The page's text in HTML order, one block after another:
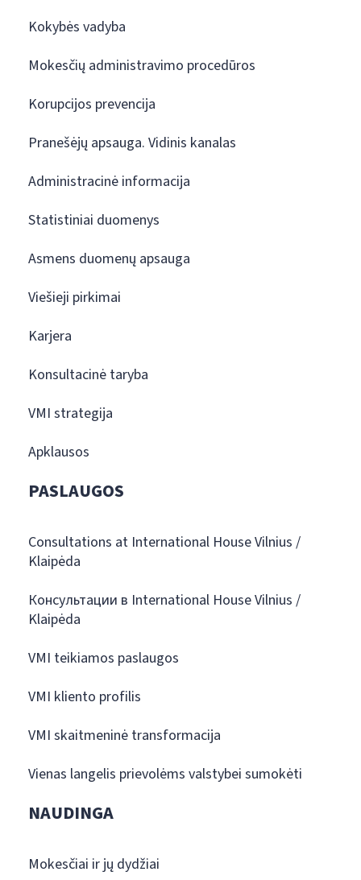
Kokybės vadyba
Mokesčių administravimo procedūros
Korupcijos prevencija
Pranešėjų apsauga. Vidinis kanalas
Administracinė informacija
Statistiniai duomenys
Asmens duomenų apsauga
Viešieji pirkimai
Karjera
Konsultacinė taryba
VMI strategija
Apklausos
PASLAUGOS
Consultations at International House Vilnius /
Klaipėda
Консультации в International House Vilnius /
Klaipėda
VMI teikiamos paslaugos
VMI kliento profilis
VMI skaitmeninė transformacija
Vienas langelis prievolėms valstybei sumokėti
NAUDINGA
Mokesčiai ir jų dydžiai